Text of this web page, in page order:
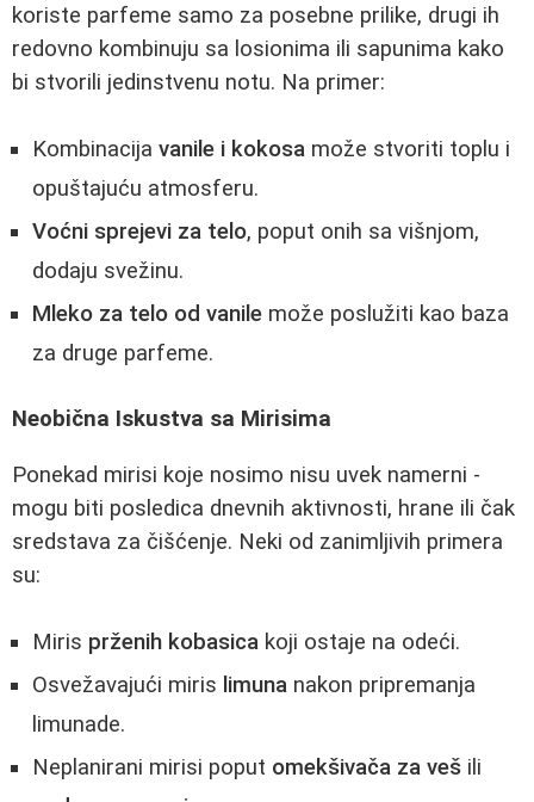
koriste parfeme samo za posebne prilike, drugi ih
redovno kombinuju sa losionima ili sapunima kako
bi stvorili jedinstvenu notu. Na primer:
Kombinacija vanile i kokosa može stvoriti toplu i
opuštajuću atmosferu.
Voćni sprejevi za telo, poput onih sa višnjom,
dodaju svežinu.
Mleko za telo od vanile može poslužiti kao baza
za druge parfeme.
Neobična Iskustva sa Mirisima
Ponekad mirisi koje nosimo nisu uvek namerni -
mogu biti posledica dnevnih aktivnosti, hrane ili čak
sredstava za čišćenje. Neki od zanimljivih primera
su:
Miris prženih kobasica koji ostaje na odeći.
Osvežavajući miris limuna nakon pripremanja
limunade.
Neplanirani mirisi poput omekšivača za veš ili